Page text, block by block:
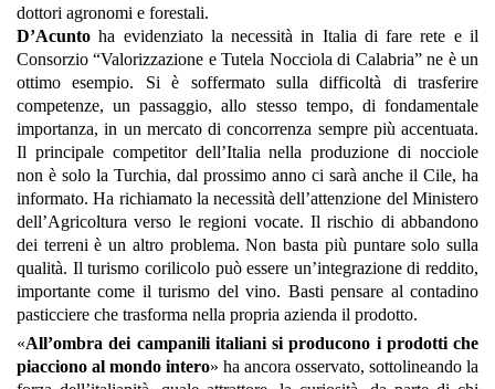
dottori agronomi e forestali.
D’Acunto ha evidenziato la necessità in Italia di fare rete e il
Consorzio “Valorizzazione e Tutela Nocciola di Calabria” ne è un
ottimo esempio. Si è soffermato sulla difficoltà di trasferire
competenze, un passaggio, allo stesso tempo, di fondamentale
importanza, in un mercato di concorrenza sempre più accentuata.
Il principale competitor dell’Italia nella produzione di nocciole
non è solo la Turchia, dal prossimo anno ci sarà anche il Cile, ha
informato. Ha richiamato la necessità dell’attenzione del Ministero
dell’Agricoltura verso le regioni vocate. Il rischio di abbandono
dei terreni è un altro problema. Non basta più puntare solo sulla
qualità. Il turismo corilicolo può essere un’integrazione di reddito,
importante come il turismo del vino. Basti pensare al contadino
pasticciere che trasforma nella propria azienda il prodotto.
«All’ombra dei campanili italiani si producono i prodotti che
piacciono al mondo intero» ha ancora osservato, sottolineando la